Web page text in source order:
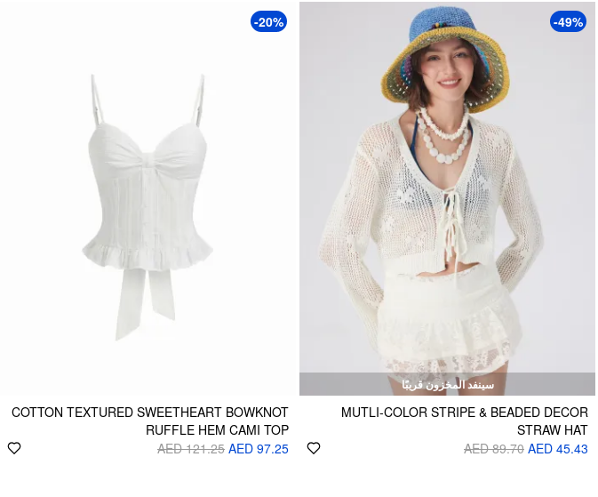
-49%
سينفد المخزون قريبًا
MUTLI-COLOR STRIPE & BEADED DECOR
STRAW HAT
AED 45.43
AED 89.70
-20%
COTTON TEXTURED SWEETHEART BOWKNOT
RUFFLE HEM CAMI TOP
AED 97.25
AED 121.25